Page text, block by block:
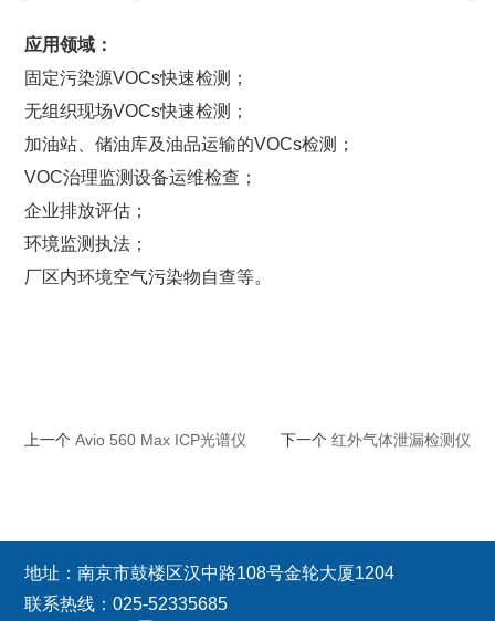
应用领域：
固定污染源VOCs快速检测；
无组织现场VOCs快速检测；
加油站、储油库及油品运输的VOCs检测；
VOC治理监测设备运维检查；
企业排放评估；
环境监测执法；
厂区内环境空气污染物自查等。
上一个Avio 560 Max ICP光谱仪 下一个 红外气体泄漏检测仪
地址：南京市鼓楼区汉中路108号金轮大厦1204
联系热线：025-52335685